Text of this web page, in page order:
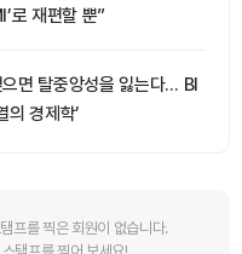
로 재편할 뿐”
면 탈중앙성을 잃는다… BI
의 경제학’
프를 찍은 회원이 없습니다.